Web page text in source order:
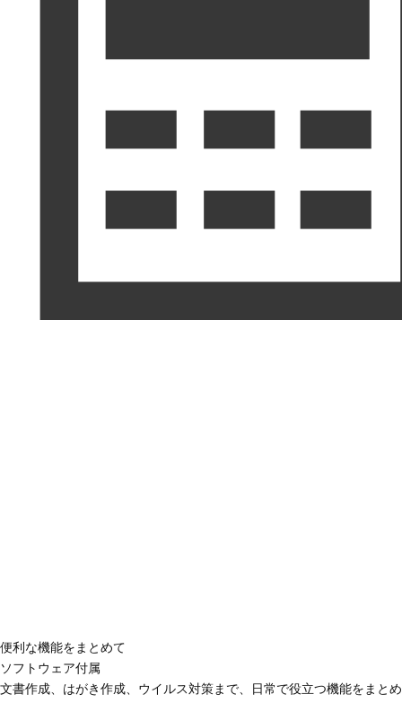
便利な機能をまとめて
ソフトウェア付属
文書作成、はがき作成、ウイルス対策まで、日常で役立つ機能をまと